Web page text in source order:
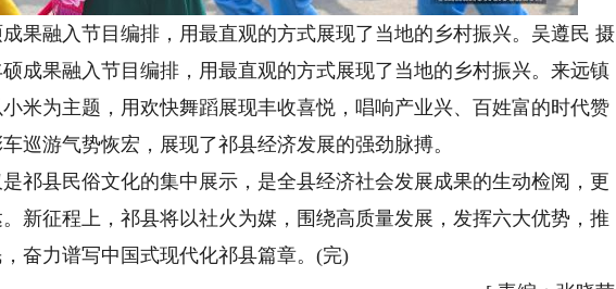
融入节目编排，用最直观的方式展现了当地的乡村振兴。吴遵民 摄
果融入节目编排，用最直观的方式展现了当地的乡村振兴。来远镇
米为主题，用欢快舞蹈展现丰收喜悦，唱响产业兴、百姓富的时代赞
巡游气势恢宏，展现了祁县经济发展的强劲脉搏。
县民俗文化的集中展示，是全县经济社会发展成果的生动检阅，更
新征程上，祁县将以社火为媒，围绕高质量发展，发挥六大优势，推
奋力谱写中国式现代化祁县篇章。(完)